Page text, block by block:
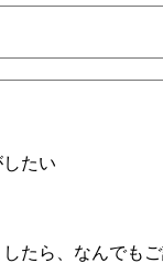
たい
たら、なんでも